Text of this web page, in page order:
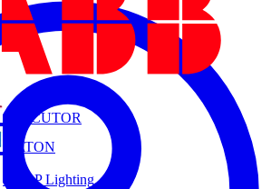
CIRCUTOR
EATON
ETAP Lighting